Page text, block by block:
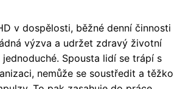
v dospělosti, běžné denní činnosti
výzva a udržet zdravý životní
Spousta lidí se trápí s
nemůže se soustředit a těžko